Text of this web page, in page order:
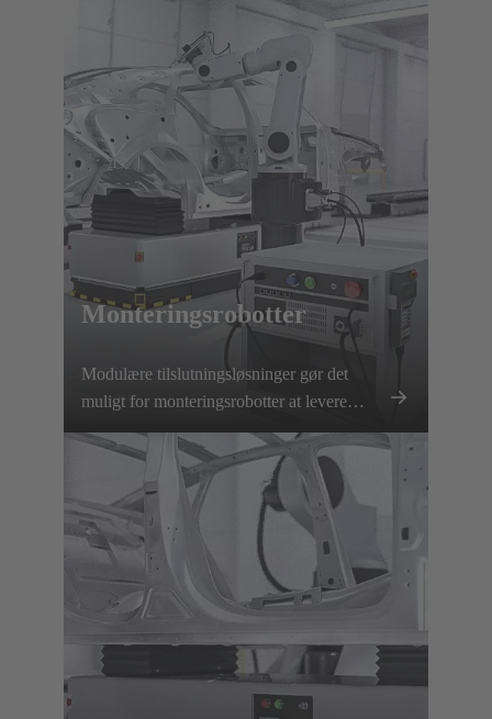
hurtige værktøjsskift og minimal nedetid.
Monteringsrobotter
Modulære tilslutningsløsninger gør det
muligt for monteringsrobotter at levere
præcis, fleksibel ydeevne med hurtige
værktøjsskift og pålidelig strøm- og
signaloverførsel.